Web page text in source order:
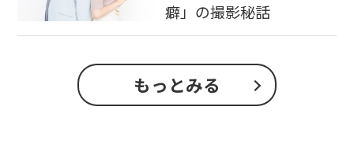
癖」の撮影秘話
もっとみる